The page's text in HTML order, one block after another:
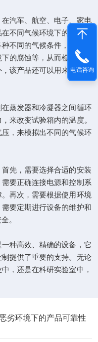
汽车、航空、电子、家电
不同气候环境下的性能和
不同的气候条件，如高温
的腐蚀等，从而检验产品
该产品还可以用来进行产
蒸发器和冷凝器之间循环
来改变试验箱内的温度。
，来模拟出不同的气候环
先，需要选择合适的安装
要正确连接电源和控制系
再次，需要根据使用环境
要定期进行设备的维护和
。
种高效、精确的设备，它
提供了重要的支持。无论
，还是在科研实验室中，
劣环境下的产品可靠性
电话咨询